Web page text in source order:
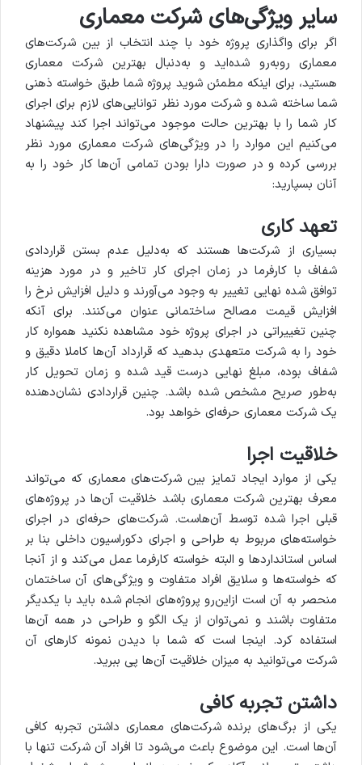
سایر ویژگی‌های شرکت معماری
اگر برای واگذاری پروژه خود با چند انتخاب از بین شرکت‌های
معماری روبه‌رو شده‌اید و به‌دنبال بهترین شرکت معماری
هستید، برای اینکه مطمئن شوید پروژه شما طبق خواسته ذهنی
شما ساخته شده و شرکت مورد نظر توانایی‌های لازم برای اجرای
کار شما را با بهترین حالت موجود می‌تواند اجرا کند پیشنهاد
می‌کنیم این موارد را در ویژگی‌های شرکت معماری مورد نظر
بررسی کرده و در صورت دارا بودن تمامی آن‌ها کار خود را به
آنان بسپارید:
تعهد کاری
بسیاری از شرکت‌ها هستند که به‌دلیل عدم بستن قراردادی
شفاف با کارفرما در زمان اجرای کار تاخیر و در مورد هزینه
توافق شده نهایی تغییر به وجود می‌آورند و دلیل افزایش نرخ را
افزایش قیمت مصالح ساختمانی عنوان می‌کنند. برای آنکه
چنین تغییراتی در اجرای پروژه خود مشاهده نکنید همواره کار
خود را به شرکت متعهدی بدهید که قرارداد آن‌‌ها کاملا دقیق و
شفاف بوده، مبلغ نهایی درست قید شده و زمان تحویل کار
به‌طور صریح مشخص شده باشد. چنین قراردادی نشان‌دهنده
یک شرکت معماری حرفه‌ای خواهد بود.
خلاقیت اجرا
یکی از موارد ایجاد تمایز بین شرکت‌های معماری که می‌تواند
معرف بهترین شرکت معماری باشد خلاقیت آن‌ها در پروژه‌های
قبلی اجرا شده توسط آن‌هاست. شرکت‌های حرفه‌ای در اجرای
خواسته‌های مربوط به طراحی و اجرای دکوراسیون داخلی بنا بر
اساس استانداردها و البته خواسته کارفرما عمل می‌کند و از آنجا
که خواسته‌ها و سلایق افراد متفاوت و ویژگی‌های آن ساختمان
منحصر به آن است ازاین‌رو پروژه‌های انجام شده باید با یکدیگر
متفاوت باشند و نمی‌توان از یک الگو و طراحی در همه آن‌ها‌
استفاده کرد. اینجا است که شما با دیدن نمونه‌ کارهای آن
شرکت می‌توانید به میزان خلاقیت آن‌ها پی ببرید.
داشتن تجربه کافی
یکی از برگ‌های برنده شرکت‌های معماری داشتن تجربه کافی
آن‌ها است. این موضوع باعث می‌شود تا افراد آن شرکت تنها با